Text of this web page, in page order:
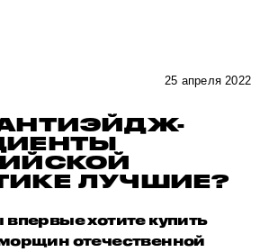
25 апреля 2022
ЛУЧШИЕ?
хотите купить
отечественной